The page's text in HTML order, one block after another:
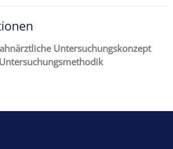
Untersuchungskonzept